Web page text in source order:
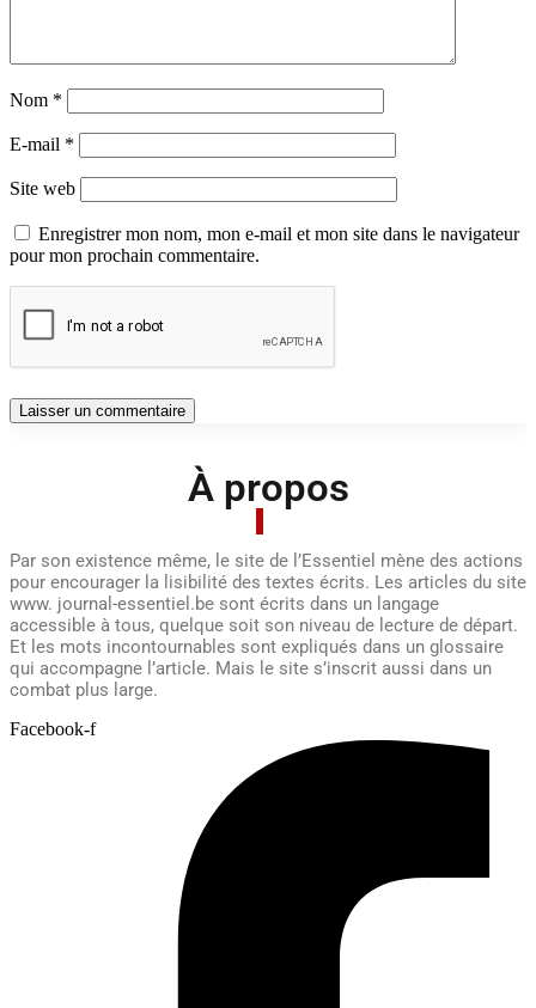
Nom *
E-mail *
Site web
Enregistrer mon nom, mon e-mail et mon site dans le navigateur
pour mon prochain commentaire.
À propos
Par son existence même, le site de l’Essentiel mène des actions
pour encourager la lisibilité des textes écrits. Les articles du site
www. journal-essentiel.be sont écrits dans un langage
accessible à tous, quelque soit son niveau de lecture de départ.
Et les mots incontournables sont expliqués dans un glossaire
qui accompagne l’article. Mais le site s’inscrit aussi dans un
combat plus large.
Facebook-f